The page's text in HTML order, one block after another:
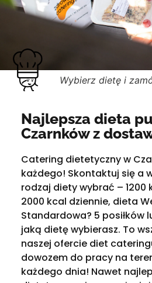
Wybierz dietę i
Najlepsza dieta
Czarnków z
Catering dietetyczny w
każdego! Skontaktuj się a
rodzaj diety wybrać – 1200
2000 kcal dziennie, dieta
Standardowa? 5 posiłków
jaką dietę wybierasz. To
naszej ofercie diet
dowozem do pracy na
każdego dnia! Nawet